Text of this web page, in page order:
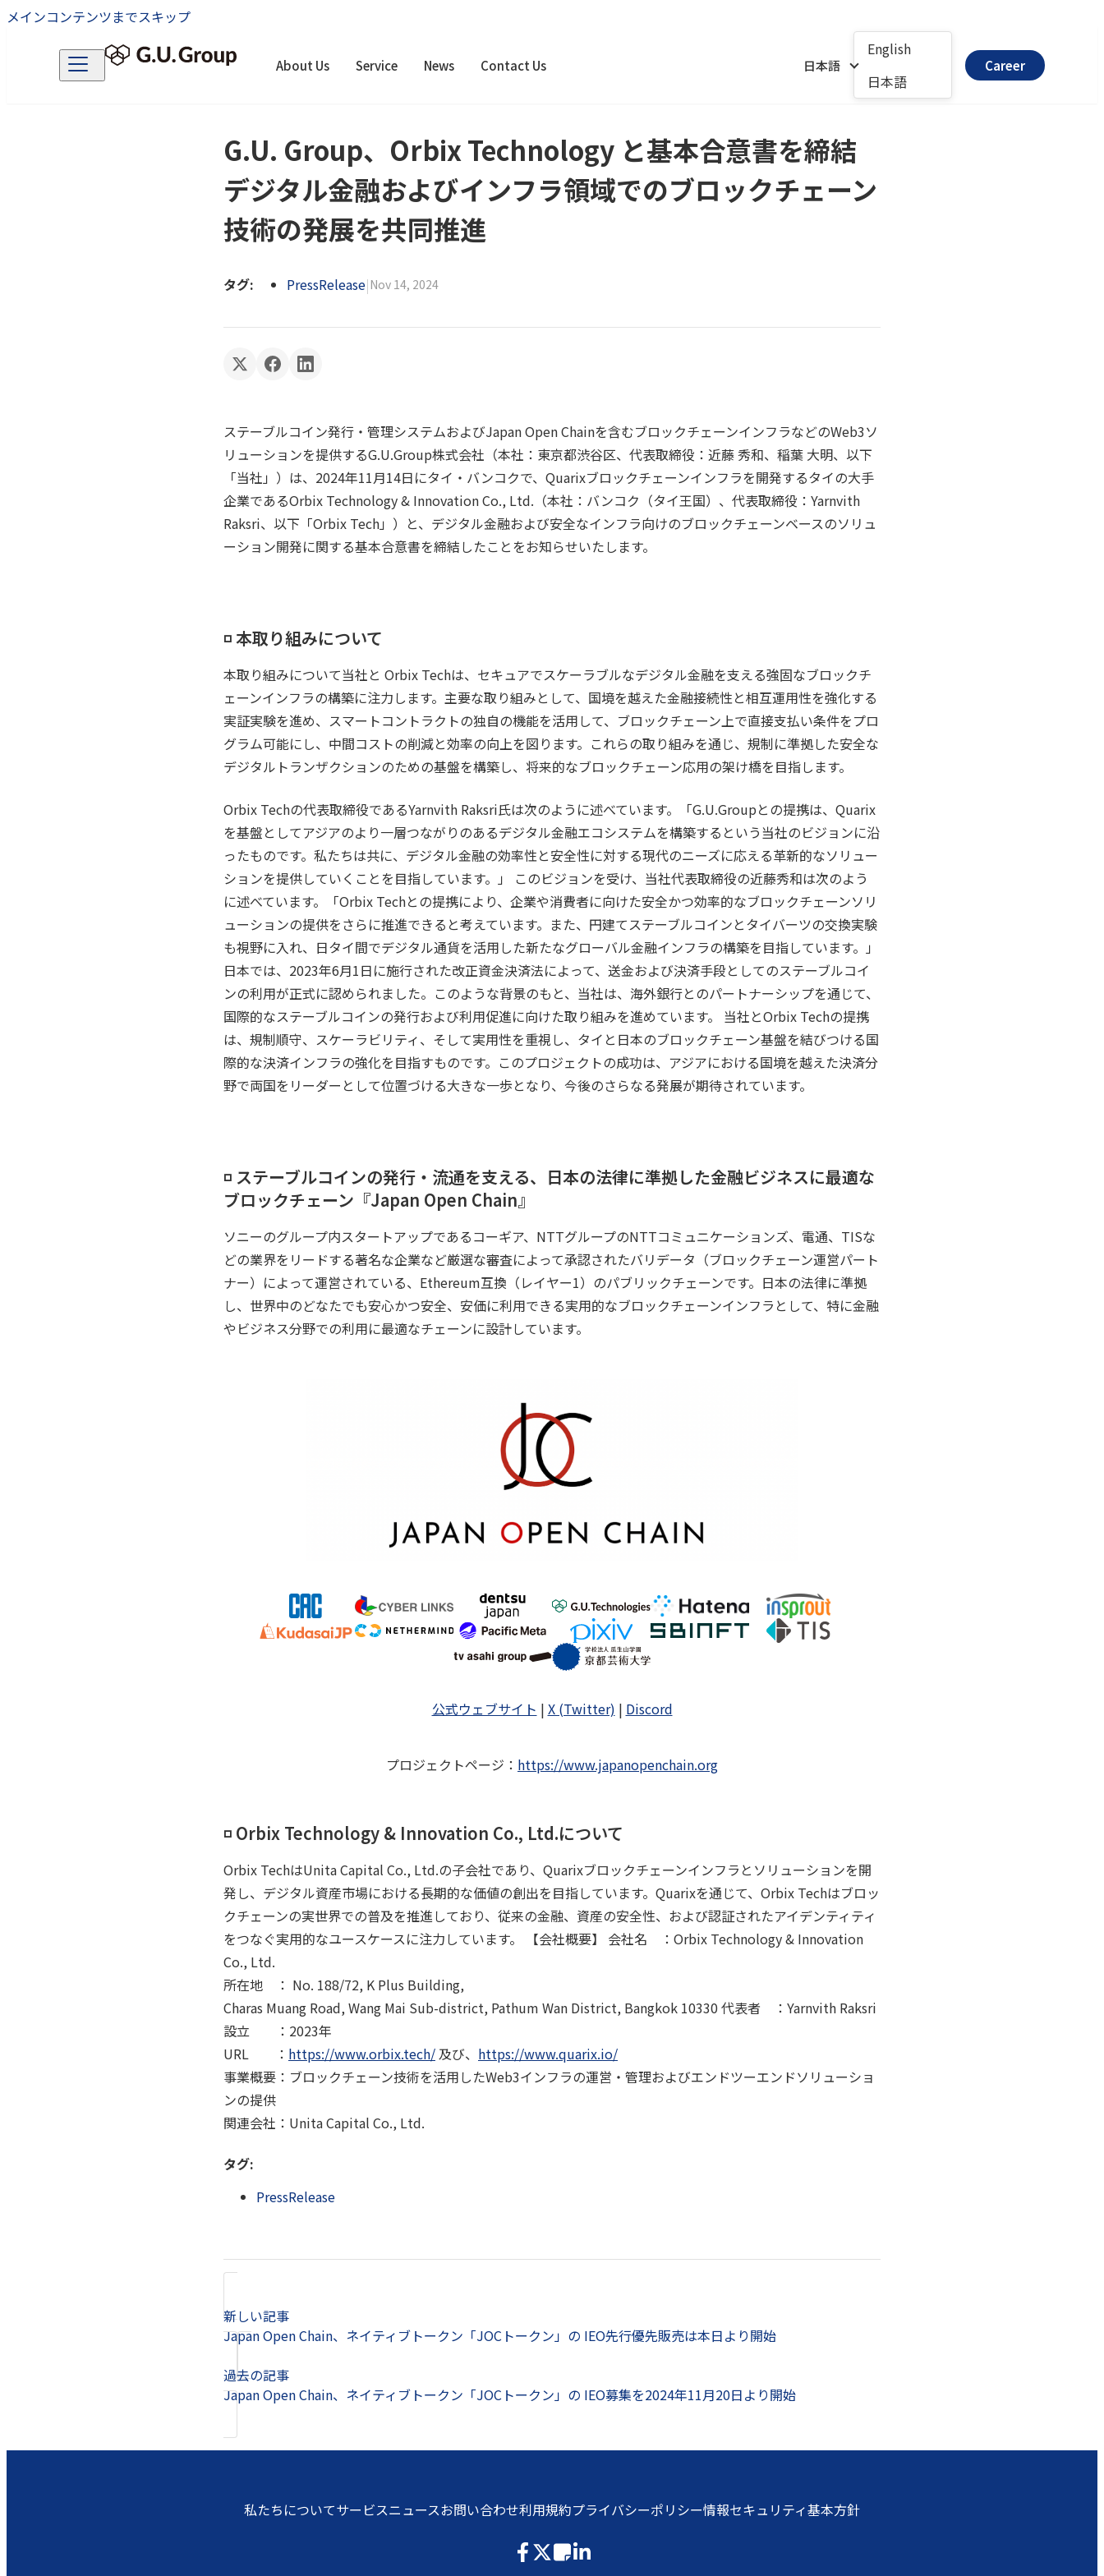
メインコンテンツまでスキップ
About Us Service News Contact Us 日本語
English
日本語
Career
G.U. Group、Orbix Technology と基本合意書を締結
デジタル金融およびインフラ領域でのブロックチェーン
技術の発展を共同推進
タグ: PressRelease|Nov 14, 2024
ステーブルコイン発行・管理システムおよびJapan Open Chainを含むブロックチェーンインフラなどのWeb3ソ
リューションを提供するG.U.Group株式会社（本社：東京都渋谷区、代表取締役：近藤 秀和、稲葉 大明、以下
「当社」）は、2024年11月14日にタイ・バンコクで、Quarixブロックチェーンインフラを開発するタイの大手
企業であるOrbix Technology & Innovation Co., Ltd.（本社：バンコク（タイ王国）、代表取締役：Yarnvith
Raksri、以下「Orbix Tech」）と、デジタル金融および安全なインフラ向けのブロックチェーンベースのソリュ
ーション開発に関する基本合意書を締結したことをお知らせいたします。
◽️ 本取り組みについて​
本取り組みについて当社と​ Orbix Techは、セキュアでスケーラブルなデジタル金融を支える強固なブロックチ
ェーンインフラの構築に注力します。主要な取り組みとして、国境を越えた金融接続性と相互運用性を強化する
実証実験を進め、スマートコントラクトの独自の機能を活用して、ブロックチェーン上で直接支払い条件をプロ
グラム可能にし、中間コストの削減と効率の向上を図ります。これらの取り組みを通じ、規制に準拠した安全な
デジタルトランザクションのための基盤を構築し、将来的なブロックチェーン応用の架け橋を目指します。
Orbix Techの代表取締役であるYarnvith Raksri氏は次のように述べています。「G.U.Groupとの提携は、Quarix
を基盤としてアジアのより一層つながりのあるデジタル金融エコシステムを構築するという当社のビジョンに沿
ったものです。私たちは共に、デジタル金融の効率性と安全性に対する現代のニーズに応える革新的なソリュー
ションを提供していくことを目指しています。」 このビジョンを受け、当社代表取締役の近藤秀和は次のよう
に述べています。「Orbix Techとの提携により、企業や消費者に向けた安全かつ効率的なブロックチェーンソリ
ューションの提供をさらに推進できると考えています。また、円建てステーブルコインとタイバーツの交換実験
も視野に入れ、日タイ間でデジタル通貨を活用した新たなグローバル金融インフラの構築を目指しています。」
日本では、2023年6月1日に施行された改正資金決済法によって、送金および決済手段としてのステーブルコイ
ンの利用が正式に認められました。このような背景のもと、当社は、海外銀行とのパートナーシップを通じて、
国際的なステーブルコインの発行および利用促進に向けた取り組みを進めています。 当社とOrbix Techの提携
は、規制順守、スケーラビリティ、そして実用性を重視し、タイと日本のブロックチェーン基盤を結びつける国
際的な決済インフラの強化を目指すものです。このプロジェクトの成功は、アジアにおける国境を越えた決済分
野で両国をリーダーとして位置づける大きな一歩となり、今後のさらなる発展が期待されています。
◽️ ステーブルコインの発行・流通を支える、日本の法律に準拠した金融ビジネスに​最適な
ブロックチェーン『Japan Open Chain』
ソニーのグループ内スタートアップであるコーギア、NTTグループのNTTコミュニケーションズ、電通、TISな
どの業界をリードする著名な企業など厳選な審査によって承認されたバリデータ（ブロックチェーン運営パート
ナー）によって運営されている、Ethereum互換（レイヤー1）のパブリックチェーンです。日本の法律に準拠
し、世界中のどなたでも安心かつ安全、安価に利用できる実用的なブロックチェーンインフラとして、特に金融
やビジネス分野での利用に最適なチェーンに設計しています。
公式ウェブサイト | X (Twitter) | Discord
プロジェクトページ ： https://www.japanopenchain.org
◽️ Orbix Technology & Innovation Co., Ltd.について
Orbix TechはUnita Capital Co., Ltd.の子会社であり、Quarixブロックチェーンインフラとソリューションを開
発し、デジタル資産市場における長期的な価値の創出を目指しています。Quarixを通じて、Orbix Techはブロッ
クチェーンの実世界での普及を推進しており、従来の金融、資産の安全性、および認証されたアイデンティティ
をつなぐ実用的なユースケースに注力しています。 【会社概要】 会社名 ：Orbix Technology & Innovation
Co., Ltd.
所在地 ： No. 188/72, K Plus Building,
Charas Muang Road, Wang Mai Sub-district, Pathum Wan District, Bangkok 10330 代表者 ：Yarnvith Raksri
設立 ：2023年
URL ： https://www.orbix.tech/ 及び、 https://www.quarix.io/
事業概要：ブロックチェーン技術を活用したWeb3インフラの運営・管理およびエンドツーエンドソリューショ
ンの提供
関連会社：Unita Capital Co., Ltd.
タグ:
PressRelease
新しい記事
Japan Open Chain、ネイティブトークン「JOCトークン」の IEO先行優先販売は本日より開始
過去の記事
Japan Open Chain、ネイティブトークン「JOCトークン」の IEO募集を2024年11月20日より開始
私たちについてサービスニュースお問い合わせ利用規約プライバシーポリシー情報セキュリティ基本方針